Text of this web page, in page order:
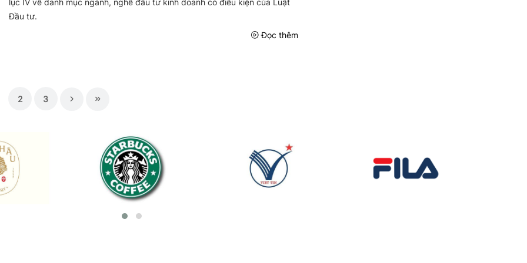
lục IV về danh mục ngành, nghề đầu tư kinh doanh có điều kiện của Luật
Đầu tư.
Đọc thêm
2 3